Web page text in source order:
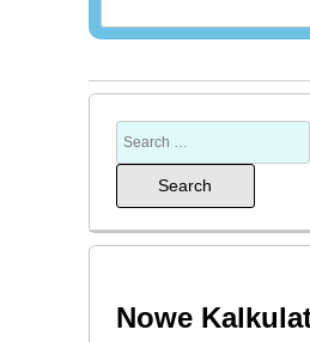
Nowe